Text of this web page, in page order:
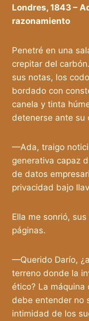
Londres, 1843 –
razonamiento
Penetré en una
crepitar del
sus notas, los
bordado con
canela y tinta
detenerse ante su
—Ada, traigo
generativa capaz
de datos
privacidad bajo
Ella me sonrió,
páginas.
—Querido Darío,
terreno donde la
ético? La máquina
debe entender no
intimidad de los